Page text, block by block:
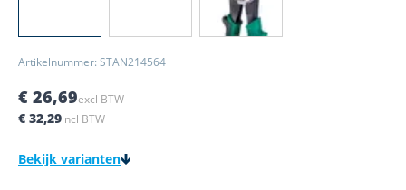
Artikelnummer: STAN214564
€ 26,69excl BTW
€ 32,29incl BTW
Bekijk varianten